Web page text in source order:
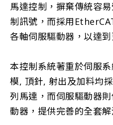
馬達控制，摒棄傳統容
制訊號，而採用
各軸伺服驅動器，以達
本控制系統著重於伺服
模, 頂針, 射出及加料均
列馬達，而伺服驅動器
動器，提供完善的全套解